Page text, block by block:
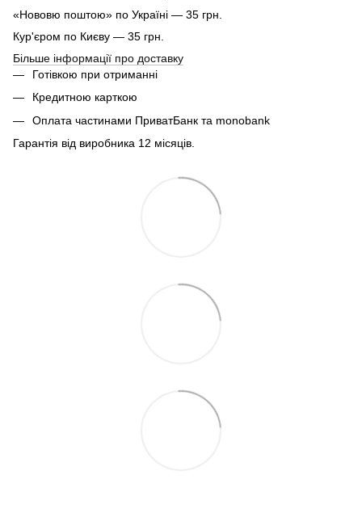
«Нововю поштою» по Україні — 35 грн.
Кур'єром по Києву — 35 грн.
Більше інформації про доставку
Готівкою при отриманні
Кредитною карткою
Оплата частинами ПриватБанк та monobank
Гарантія від виробника 12 місяців.